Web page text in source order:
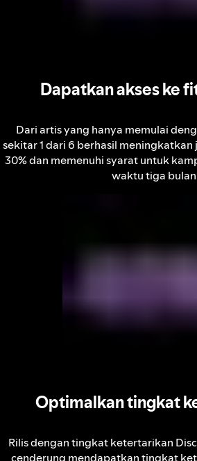
Dapatkan akses ke
Dari artis yang hanya memulai
sekitar 1 dari 6 berhasil
30% dan memenuhi syarat untuk
waktu tiga
Optimalkan tingkat
Rilis dengan tingkat ketertarikan
cenderung mendapatkan tingkat